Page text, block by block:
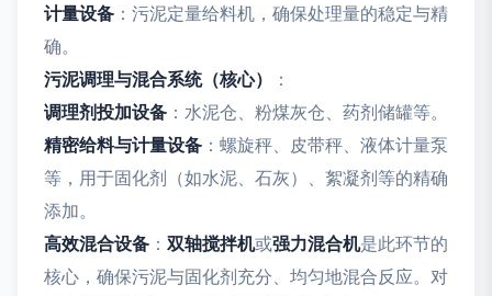
计量设备 ：污泥定量给料机，确保处理量的稳定与精
确。
污泥调理与混合系统（核心）
：
调理剂投加设备 ：水泥仓、粉煤灰仓、药剂储罐等。
精密给料与计量设备 ：螺旋秤、皮带秤、液体计量泵
等，用于固化剂（如水泥、石灰）、絮凝剂等的精确
添加。
高效混合设备 ： 双轴搅拌机或强力混合机是此环节的
核心，确保污泥与固化剂充分、均匀地混合反应。对